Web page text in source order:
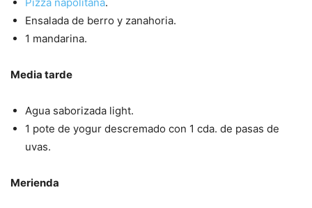
Ensalada de berro y zanahoria.
1 mandarina.
Media tarde
Agua saborizada light.
1 pote de yogur descremado con 1 cda. de pasas de
uvas.
Merienda